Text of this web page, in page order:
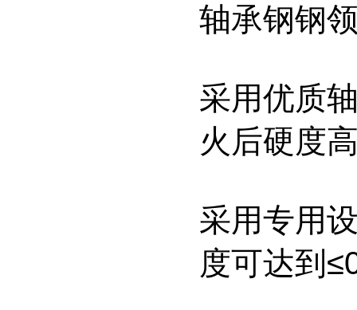
轴承钢钢
采用优质
火后硬度
采用专用
度可达到